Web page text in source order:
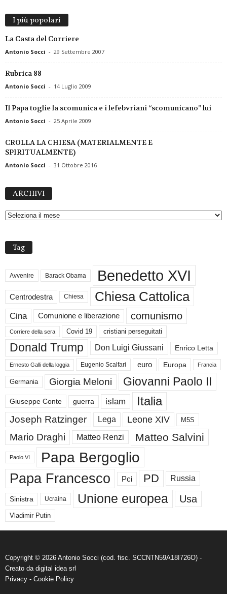
I più popolari
La Casta del Corriere
Antonio Socci - 29 Settembre 2007
Rubrica 88
Antonio Socci - 14 Luglio 2009
Il Papa toglie la scomunica e i lefebvriani “scomunicano” lui
Antonio Socci - 25 Aprile 2009
CROLLA LA CHIESA (MATERIALMENTE E
SPIRITUALMENTE)
Antonio Socci - 31 Ottobre 2016
ARCHIVI
H
Tag
Avvenire Barack Obama Benedetto XVI
Centrodestra Chiesa Chiesa Cattolica
Cina Comunione e liberazione comunismo
Corriere della sera Covid 19 cristiani perseguitati
Donald Trump Don Luigi Giussani Enrico Letta
Ernesto Galli della loggia Eugenio Scalfari euro Europa Francia
Germania Giorgia Meloni Giovanni Paolo II
Giuseppe Conte guerra islam Italia
Joseph Ratzinger Lega Leone XIV M5S
Mario Draghi Matteo Renzi Matteo Salvini
Paolo VI Papa Bergoglio
Papa Francesco Pci PD Russia
Sinistra Ucraina Unione europea Usa
Vladimir Putin
Copyright © 2026 Antonio Socci (cod. fisc. SCCNTN59A18I726O) -
Creato da digital idea srl
Privacy - Cookie Policy